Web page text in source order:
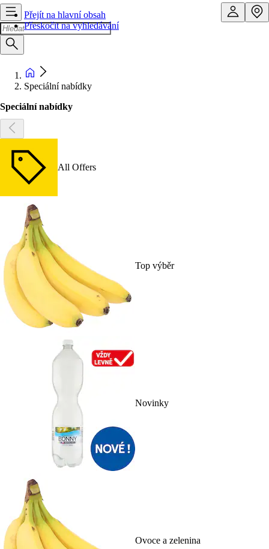
Přejít na hlavní obsah
Přeskočit na vyhledávání
Speciální nabídky
Speciální nabídky
All Offers
Top výběr
Novinky
Ovoce a zelenina